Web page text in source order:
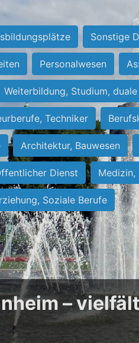
Sonstige
Personalwesen
Weiterbildung, Studium,
Techniker
Architektur, Bauwesen
Dienst Medizin,
Soziale Berufe
–